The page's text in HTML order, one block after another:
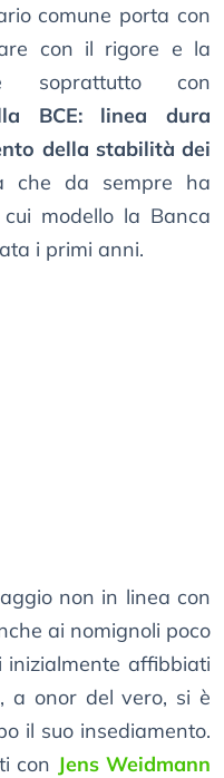
comune porta con
con il rigore e la
soprattutto con
BCE: linea dura
della stabilità dei
che da sempre ha
modello la Banca
i primi anni.
non in linea con
ai nomignoli poco
inizialmente affibbiati
a onor del vero, si è
il suo insediamento.
con Jens Weidmann